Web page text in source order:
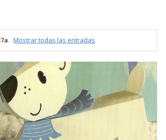
. Mostrar todas las entradas